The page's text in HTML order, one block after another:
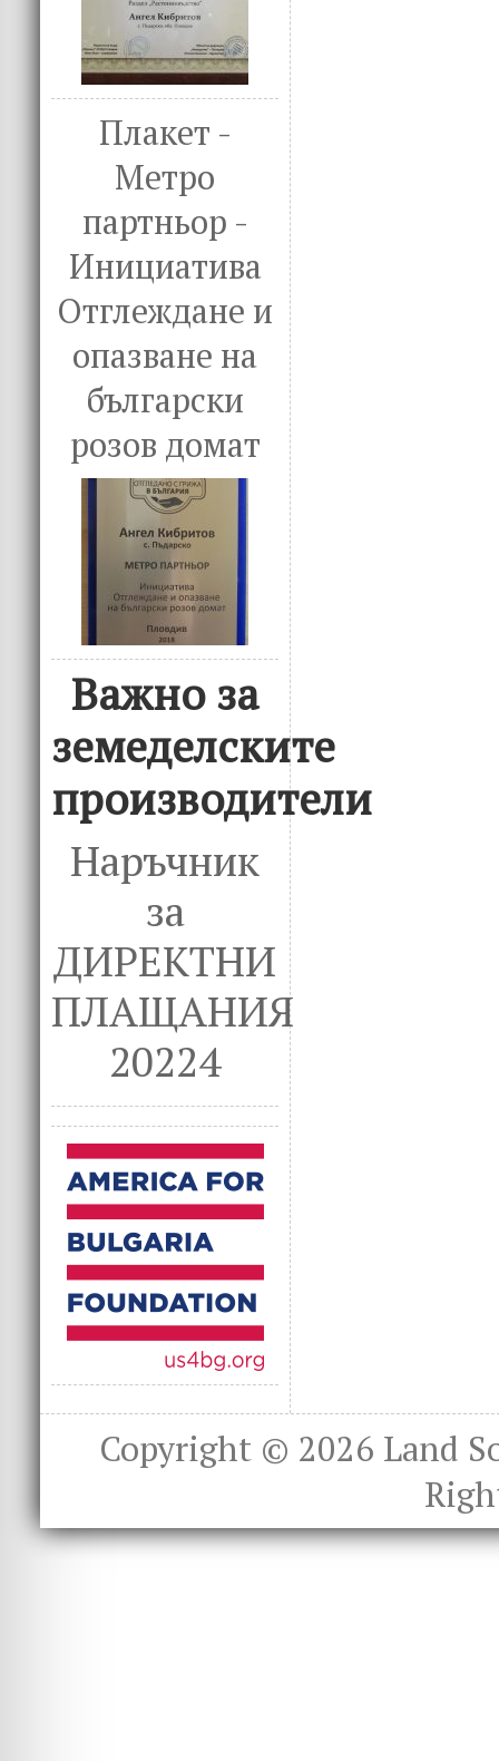
Плакет -
Метро
партньор -
Инициатива
Отглеждане и
опазване на
български
розов домат
Важно за
земеделските
производители
Наръчник
за
ДИРЕКТНИ
ПЛАЩАНИЯ
20224
Copyright © 2026 Land